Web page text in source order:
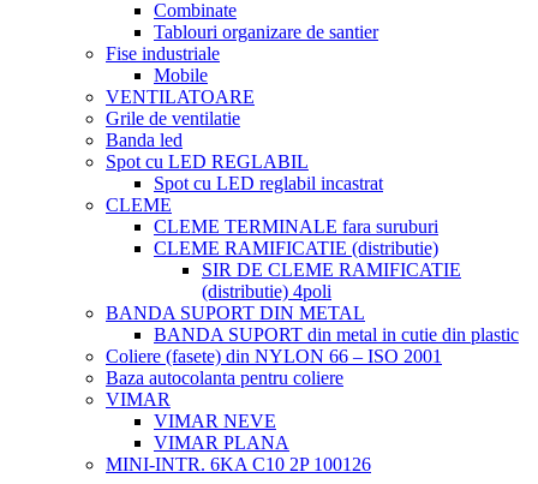
Combinate
Tablouri organizare de santier
Fise industriale
Mobile
VENTILATOARE
Grile de ventilatie
Banda led
Spot cu LED REGLABIL
Spot cu LED reglabil incastrat
CLEME
CLEME TERMINALE fara suruburi
CLEME RAMIFICATIE (distributie)
SIR DE CLEME RAMIFICATIE
(distributie) 4poli
BANDA SUPORT DIN METAL
BANDA SUPORT din metal in cutie din plastic
Coliere (fasete) din NYLON 66 – ISO 2001
Baza autocolanta pentru coliere
VIMAR
VIMAR NEVE
VIMAR PLANA
MINI-INTR. 6KA C10 2P 100126